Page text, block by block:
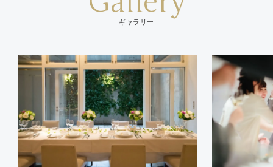
ギャラリー